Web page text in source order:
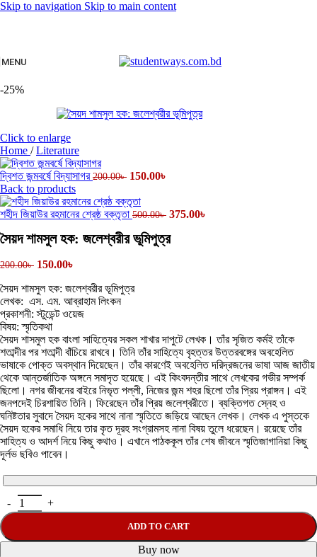
Skip to navigation Skip to main content
MENU
-25%
Click to enlarge
Home / Literature
দ্বিশত জন্মবর্ষে বিদ্যাসাগর200.00৳ 150.00৳
Back to products
শহীদ জিয়াউর রহমানের শ্রেষ্ঠ বক্তৃতা 500.00৳ 375.00৳
সৈয়দ শামসুল হক: জলেশ্বরীর ভূমিপুত্র
200.00৳ 150.00৳
সৈয়দ শামসুল হক: জলেশ্বরীর ভূমিপুত্র
লেখক: এস. এম. আব্রাহাম লিংকন
প্রকাশনী: স্টুডেন্ট ওয়েজ
বিষয়: স্মৃতিকথা
সৈয়দ শাসমুল হক বাংলা সাহিত্যের সকল শাখার দাপুটে লেখক। তাঁর সৃজিত কর্মই তাঁকে
শতাব্দীর পর শতাব্দী বাঁচিয়ে রাখবে। তিনি তাঁর সাহিত্যে বৃহত্তর উত্তরবঙ্গের অবহেলিত
ভাষাকে পোক্ত অবস্থান দিয়েছেন। তাঁর কারণেই অবহেলিত দরিদ্রজনের ভাষা আজ জাতীয়
থেকে আন্তর্জাতিক অঙ্গনে সমাদৃত হয়েছে। এই কিংবদন্তীর সাথে লেখকের গভীর সম্পর্ক
ছিলো। নগর জীবনের বাইরে নিভৃত পল্লী, নিজের জন্ম শহর ছিলো তাঁর প্রিয় প্রাঙ্গন। এই
জনপদেই চিরশায়িত তিনি। ফিরেছেন তাঁর প্রিয় জলেশ্বরীতে। ব্যক্তিগত স্নেহ ও
ঘনিষ্টতার সুবাদে সৈয়দ হকের সাথে নানা স্মৃতিতে জড়িয়ে আছেন লেখক। লেখক এ পুস্তকে
সৈয়দ হকের সমাধি নিয়ে তার কৃত দূরহ সংগ্রামসহ নানা বিষয় তুলে ধরেছেন। রয়েছে তাঁর
সাহিত্য ও আদর্শ নিয়ে কিছু কথাও। এখানে পাঠককূল তাঁর শেষ জীবনে স্মৃতিজাগানিয়া কিছু
দূর্লভ ছবিও পাবেন।
ADD TO CART
Buy now